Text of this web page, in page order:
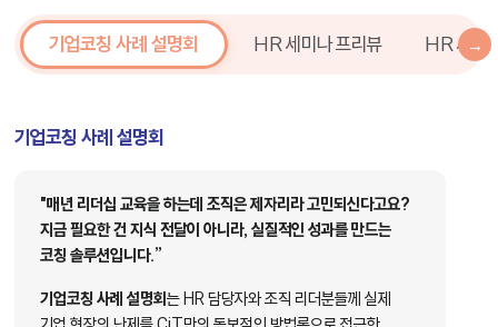
→
기업코칭 사례 설명회 HR 세미나 프리뷰 HR 세미
기업코칭 사례 설명회
"매년 리더십 교육을 하는데 조직은 제자리라 고민되신다고요?
지금 필요한 건 지식 전달이 아니라, 실질적인 성과를 만드는
코칭 솔루션입니다.”
기업코칭 사례 설명회는 HR 담당자와 조직 리더분들께 실제